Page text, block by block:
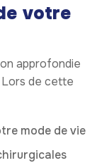
votre
approfondie
de cette
mode de vie